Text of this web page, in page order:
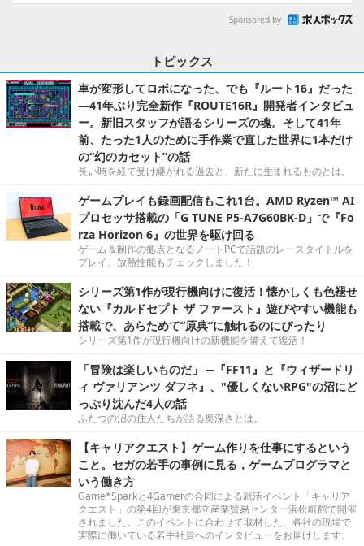
Sponsored by
トピックス
車が変形してロボになった、でも『ルート16』だった
―41年ぶり完全新作『ROUTE16R』開発者インタビュ
ー。新旧スタッフが語るシリーズの魂。そして41年
前、たった1人のために手作業で直した世界に1本だけ
の“幻のカセット”の話
長い時を経て受け継がれる過去と、新たに生まれるものとは。
ゲームプレイも録画配信もこれ1台。AMD Ryzen™ AI
プロセッサ搭載の「G TUNE P5-A7G60BK-D」で『Fo
rza Horizon 6』の世界を駆け回る
ゲーム＆制作の拠点となるノートPCで話題のレースタイトルを
プレイ。放熱性能もチェックしました！
シリーズ第1作が現行機向けに復活！懐かしくも色褪せ
ない『カルドセプト ザ ファースト』遊びやすい機能も
搭載で、あらためて“原典”に触れるのにぴったり
シリーズ第1作が現行機向けの新機能を備えて復活！
「冒険は楽しいものだ」 ─『FF11』と『ウィザードリ
ィ ヴァリアンツ ダフネ』、"優しくないRPG"の沼にど
っぷり沈んだ4人の話
ふたつの沼の住人たちが語る奥深さとは。
【キャリアクエスト】ゲーム作りを仕事にするという
こと。セガの若手の事例に見る，ゲームプログラマと
いう働き方
Game*Sparkと4Gamerの合同による就活イベント「キャリア
クエスト」の第4回が東京都立産業貿易センター浜松町館で開催
されました。このイベントに合わせて取材した、各社の現場で
実際に働いている若手社員へのインタビューをお届けします。